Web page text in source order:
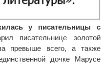
у писательницы с
писательнице золотой
превыше всего, а также
дочке Марусе